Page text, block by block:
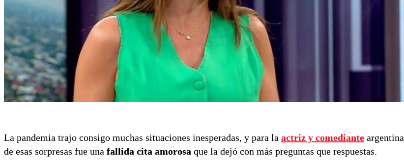
La pandemia trajo consigo muchas situaciones inesperadas, y para la actriz y comediante argentina
de esas sorpresas fue una fallida cita amorosa que la dejó con más preguntas que respuestas.